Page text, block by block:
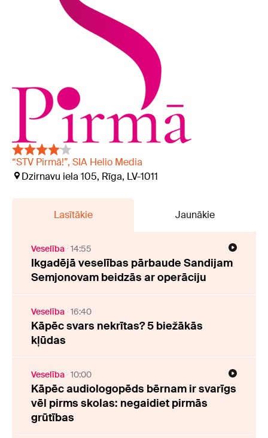
“STV Pirmā!”, SIA Helio Media
Dzirnavu iela 105, Rīga, LV-1011
Lasītākie Jaunākie
Veselība 14:55
Ikgadējā veselības pārbaude Sandijam
Semjonovam beidzās ar operāciju
Veselība 16:40
Kāpēc svars nekrītas? 5 biežākās
kļūdas
Veselība 10:00
Kāpēc audiologopēds bērnam ir svarīgs
vēl pirms skolas: negaidiet pirmās
grūtības